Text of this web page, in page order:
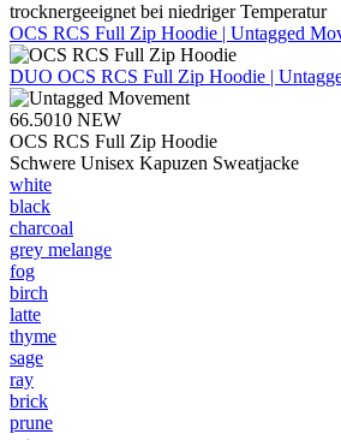
trocknergeeignet bei niedriger Temperatur
OCS RCS Full Zip Hoodie | Untagged
DUO OCS RCS Full Zip Hoodie |
66.5010 NEW
OCS RCS Full Zip Hoodie
Schwere Unisex Kapuzen Sweatjacke
white
black
charcoal
grey melange
fog
birch
latte
thyme
sage
ray
brick
prune